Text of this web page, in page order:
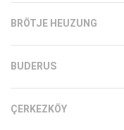
BRÖTJE HEUZUNG
BUDERUS
ÇERKEZKÖY